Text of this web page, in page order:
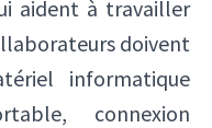
aident à travailler
doivent
informatique
connexion